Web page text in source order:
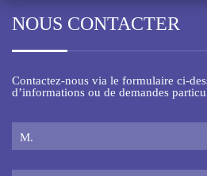
NOUS CONTACTER
Contactez-nous via le formulaire ci-
d’informations ou de demandes
M.